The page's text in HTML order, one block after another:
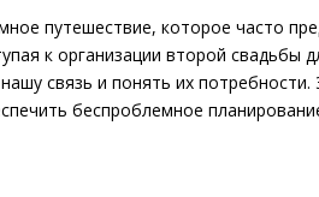
путешествие, которое часто
к организации второй свадьбы
связь и понять их
беспроблемное